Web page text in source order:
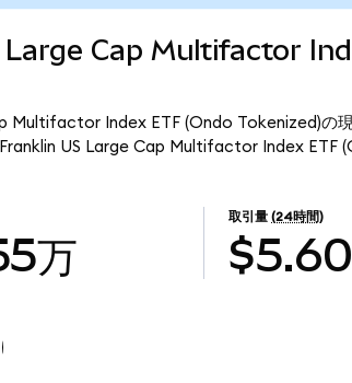
Cap Multifactor
Multifactor Index ETF (Ondo Tokenized)の
US Large Cap Multifactor Index ETF
万
取引量 (24時間)